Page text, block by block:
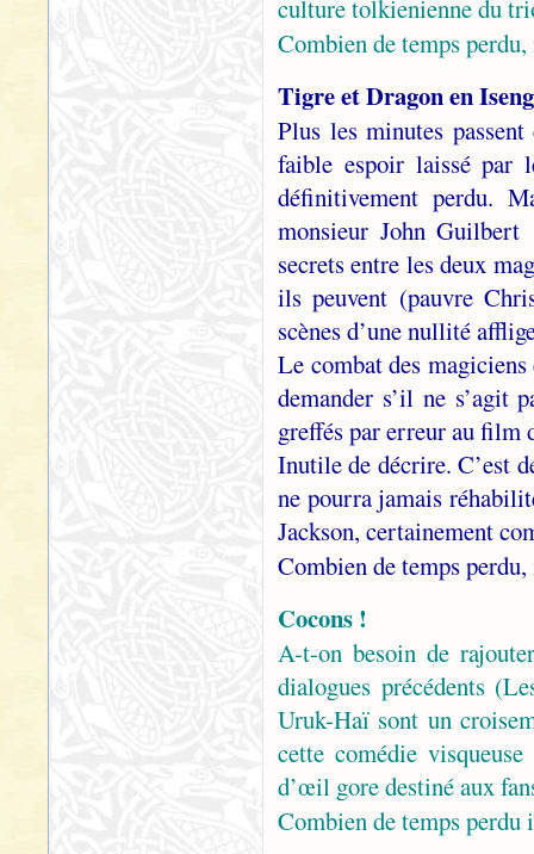
culture tolkienienne du
Combien de temps
Tigre et Dragon en
Plus les minutes
faible espoir laissé par
définitivement perdu.
monsieur John Guilbert
secrets entre les deux
ils peuvent (pauvre
scènes d’une nullité
Le combat des
demander s’il ne s’agit
greffés par erreur au film
Inutile de décrire. C’est
ne pourra jamais
Jackson, certainement
Combien de temps
Cocons !
A-t-on besoin de
dialogues précédents
Uruk-Haï sont un
cette comédie
d’œil gore destiné aux
Combien de temps